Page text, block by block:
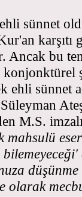
sünnet
Kur'an
Ancak bu
ehli sünnet
M.S.
mahsulü
olarak